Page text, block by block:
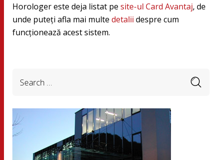
Horologer este deja listat pe site-ul Card Avantaj, de
unde puteţi afla mai multe detalii despre cum
funcţionează acest sistem.